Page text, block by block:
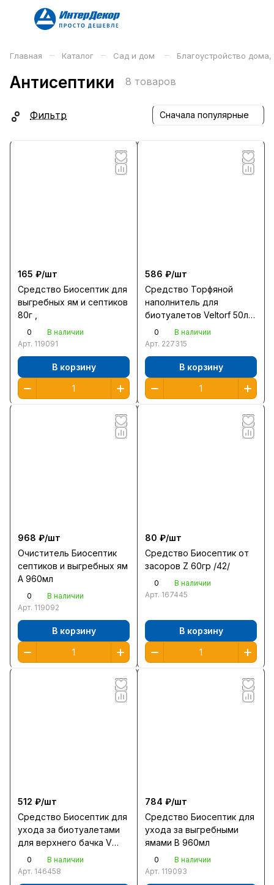
Главная – Каталог – Сад и дом – Благоустройство
Антисептики 8 товаров
Фильтр Сначала популярные
165 ₽/шт
Средство Биосептик для
выгребных ям и септиков
80г ,
0
В наличии
Арт. 119091
В корзину
586 ₽/шт
Средство Торфяной
наполнитель для
биотуалетов Veltorf 50л
/45624/
0
В наличии
Арт. 227315
В корзину
968 ₽/шт
Очиститель Биосептик
септиков и выгребных ям
А 960мл
0
В наличии
Арт. 119092
В корзину
80 ₽/шт
Средство Биосептик от
засоров Z 60гр /42/
0
В наличии
Арт. 167445
В корзину
512 ₽/шт
Средство Биосептик для
ухода за биотуалетами
для верхнего бачка V
960мл
0
В наличии
Арт. 146458
784 ₽/шт
Средство Биосептик для
ухода за выгребными
ямами В 960мл
0
В наличии
Арт. 119093